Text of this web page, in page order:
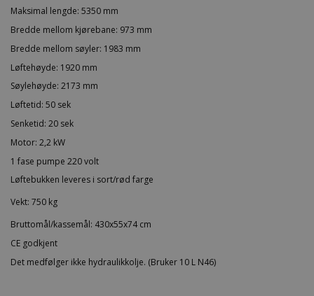
Maksimal lengde: 5350 mm
Bredde mellom kjørebane: 973 mm
Bredde mellom søyler: 1983 mm
Løftehøyde: 1920 mm
Søylehøyde: 2173 mm
Løftetid: 50 sek
Senketid: 20 sek
Motor: 2,2 kW
1 fase pumpe 220 volt
Løftebukken leveres i sort/rød farge
Vekt: 750 kg
Bruttomål/kassemål: 430x55x74 cm
CE godkjent
Det medfølger ikke hydraulikkolje. (Bruker 10 L N46)